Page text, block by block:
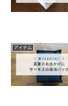
アイテム